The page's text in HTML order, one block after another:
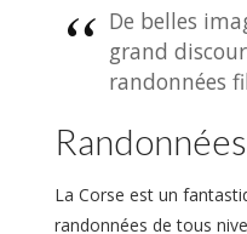
De belles
grand
randonnées
La Corse est un
randonnées de tous